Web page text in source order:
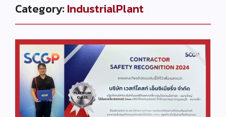
Category: IndustrialPlant